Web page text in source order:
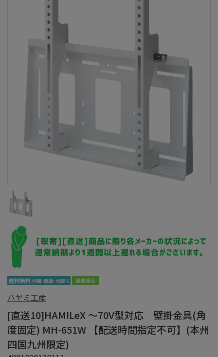
ハヤミ工産
[直送10]HAMILeX ～70V型対応 壁掛金具(角
度固定) MH-651W 【配送時間指定不可】(本州
四国九州限定)